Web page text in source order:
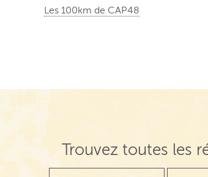
Les 100km de CAP48
Trouvez toutes les